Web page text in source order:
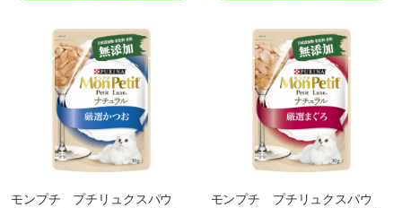
モンプチ プチリュクスパウ
モンプチ プチリュクスパウ